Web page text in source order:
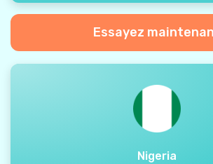
Essayez
Nigeria